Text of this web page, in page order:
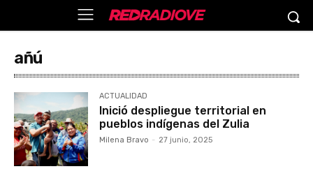
añú
ACTUALIDAD
Inició despliegue territorial en
pueblos indígenas del Zulia
Milena Bravo - 27 junio, 2025